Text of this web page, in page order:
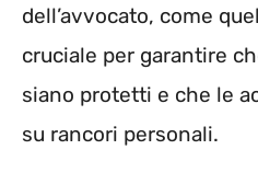
dell’avvocato, come
cruciale per garantire
siano protetti e che le
su rancori personali.